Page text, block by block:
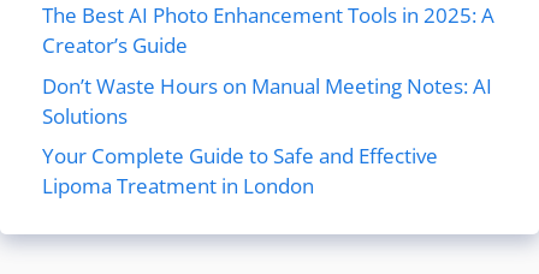
The Best AI Photo Enhancement Tools in 2025: A
Creator’s Guide
Don’t Waste Hours on Manual Meeting Notes: AI
Solutions
Your Complete Guide to Safe and Effective
Lipoma Treatment in London